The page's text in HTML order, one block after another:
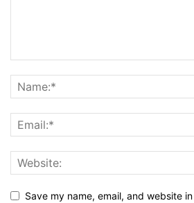
Save my name, email, and website